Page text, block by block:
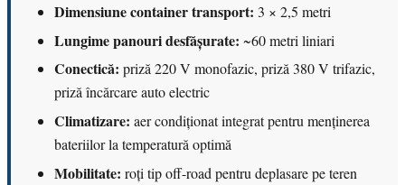
Dimensiune container transport: 3 × 2,5 metri
Lungime panouri desfășurate: ~60 metri liniari
Conectică: priză 220 V monofazic, priză 380 V trifazic,
priză încărcare auto electric
Climatizare: aer condiționat integrat pentru menținerea
bateriilor la temperatură optimă
Mobilitate: roți tip off-road pentru deplasare pe teren